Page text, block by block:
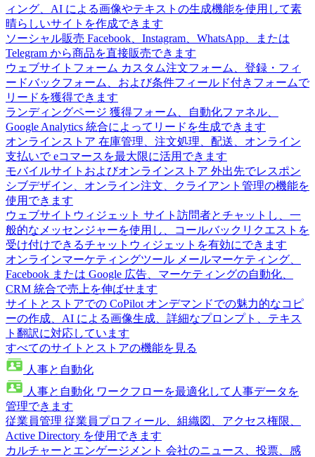
ィング、AI による画像やテキストの生成機能を使用して素
晴らしいサイトを作成できます
ソーシャル販売 Facebook、Instagram、WhatsApp、または
Telegram から商品を直接販売できます
ウェブサイトフォーム カスタム注文フォーム、登録・フィ
ードバックフォーム、および条件フィールド付きフォームで
リードを獲得できます
ランディングページ 獲得フォーム、自動化ファネル、
Google Analytics 統合によってリードを生成できます
オンラインストア 在庫管理、注文処理、配送、オンライン
支払いで eコマースを最大限に活用できます
モバイルサイトおよびオンラインストア 外出先でレスポン
シブデザイン、オンライン注文、クライアント管理の機能を
使用できます
ウェブサイトウィジェット サイト訪問者とチャットし、一
般的なメッセンジャーを使用し、コールバックリクエストを
受け付けできるチャットウィジェットを有効にできます
オンラインマーケティングツール メールマーケティング、
Facebook または Google 広告、マーケティングの自動化、
CRM 統合で売上を伸ばせます
サイトとストアでの CoPilot オンデマンドでの魅力的なコピ
ーの作成、AI による画像生成、詳細なプロンプト、テキス
ト翻訳に対応しています
すべてのサイトとストアの機能を見る
人事と自動化
人事と自動化 ワークフローを最適化して人事データを
管理できます
従業員管理 従業員プロフィール、組織図、アクセス権限、
Active Directory を使用できます
カルチャーとエンゲージメント 会社のニュース、投票、感